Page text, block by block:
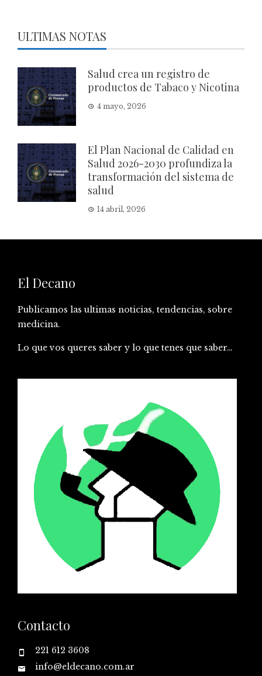
ULTIMAS NOTAS
Salud crea un registro de
productos de Tabaco y Nicotina
4 mayo, 2026
El Plan Nacional de Calidad en
Salud 2026-2030 profundiza la
transformación del sistema de
salud
14 abril, 2026
El Decano
Publicamos las ultimas noticias, tendencias, sobre
medicina.
Lo que vos queres saber y lo que tenes que saber…
Contacto
221 612 3608
info@eldecano.com.ar